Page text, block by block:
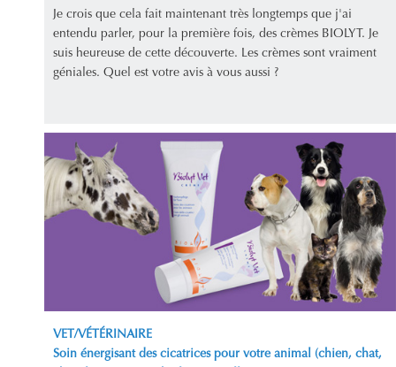
Je crois que cela fait maintenant très longtemps que j'ai
entendu parler, pour la première fois, des crèmes BIOLYT. Je
suis heureuse de cette découverte. Les crèmes sont vraiment
géniales. Quel est votre avis à vous aussi ?
VET/VÉTÉRINAIRE
Soin énergisant des cicatrices pour votre animal (chien, chat,